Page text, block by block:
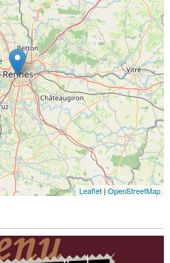
Leaflet|OpenStreetMap